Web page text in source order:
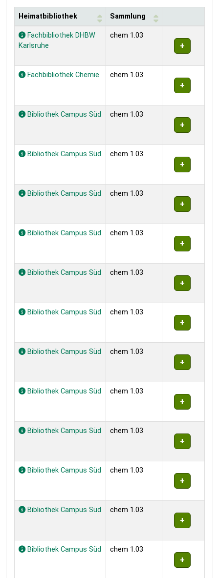
Exemplare
Heimatbibliothek Sammlung
Fachbibliothek DHBW
Karlsruhe
chem 1.03
Fachbibliothek Chemie chem 1.03
Bibliothek Campus Süd chem 1.03
Bibliothek Campus Süd chem 1.03
Bibliothek Campus Süd chem 1.03
Bibliothek Campus Süd chem 1.03
Bibliothek Campus Süd chem 1.03
Bibliothek Campus Süd chem 1.03
Bibliothek Campus Süd chem 1.03
Bibliothek Campus Süd chem 1.03
Bibliothek Campus Süd chem 1.03
Bibliothek Campus Süd chem 1.03
Bibliothek Campus Süd chem 1.03
Bibliothek Campus Süd chem 1.03